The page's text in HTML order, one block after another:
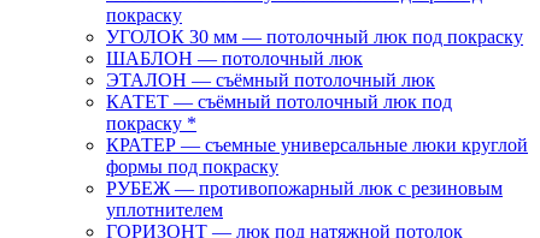
покраску
УГОЛОК 30 мм — потолочный люк под покраску
ШАБЛОН — потолочный люк
ЭТАЛОН — съёмный потолочный люк
КАТЕТ — съёмный потолочный люк под
покраску *
КРАТЕР — съемные универсальные люки круглой
формы под покраску
РУБЕЖ — противопожарный люк с резиновым
уплотнителем
ГОРИЗОНТ — люк под натяжной потолок